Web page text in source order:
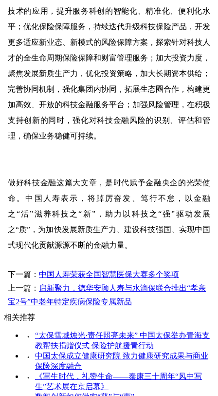
技术的应用，提升服务科创的智能化、精准化、便利化水
平；优化保险保障服务，持续迭代升级科技保险产品，开发
更多适应新业态、新模式的风险保障方案，探索针对科技人
才的全生命周期保险保障和财富管理服务；加大投资力度，
聚焦发展新质生产力，优化投资策略，加大长期资本供给；
完善协同机制，强化集团内协同，拓展生态圈合作，构建更
加高效、开放的科技金融服务平台；加强风险管理，在积极
支持创新的同时，强化对科技金融风险的识别、评估和管
理，确保业务稳健可持续。
做好科技金融这篇大文章，是时代赋予金融央企的光荣使
命。中国人寿表示，将踔厉奋发、笃行不怠，以金融
之“活”滋养科技之“新”，助力以科技之“强”驱动发展
之“质”，为加快发展新质生产力、建设科技强国、实现中国
式现代化贡献源源不断的金融力量。
下一篇： 中国人寿荣获全国智慧医保大赛多个奖项
上一篇： 启新聚力，德华安顾人寿与水滴保联合推出“孝亲
宝2号”中老年特定疾病保险专属新品
相关推荐
●
“太保雪域烛光·责任照亮未来” 中国太保举办青海支
教帮扶捐赠仪式 保险护航援青行动
●
中国太保成立健康研究院 致力健康研究成果与商业
保险深度融合
●
《写生时代，礼赞生命——泰康三十周年“风中写
生”艺术展在京启幕》